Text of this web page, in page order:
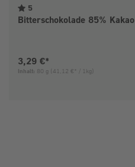
5
Bitterschokolade 85% Kakao
Aktueller Preis:
3,29 €*
Inhalt: 80 g (41,12 €* / 1kg)